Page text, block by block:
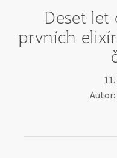
Deset let
prvních
Autor: